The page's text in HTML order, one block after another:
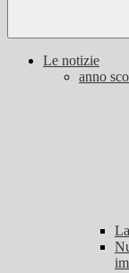
Le notizie
anno